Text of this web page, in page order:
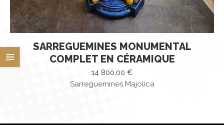
SARREGUEMINES MONUMENTAL
COMPLET EN CÉRAMIQUE
14 800,00 €
Sarreguemines Majolica